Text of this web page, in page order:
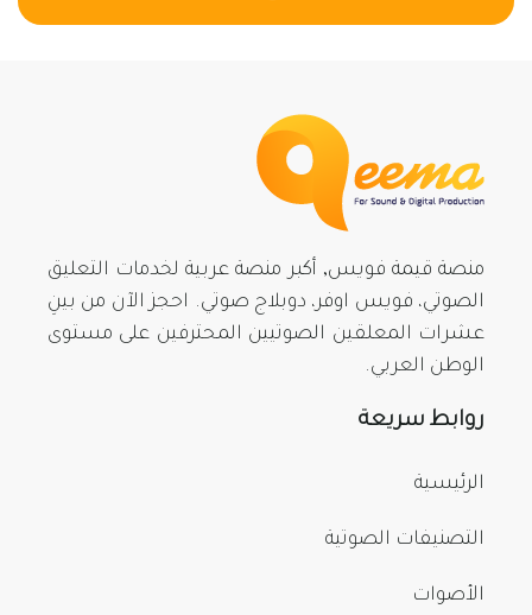
منصة قيمة فويس, أكبر منصة عربية لخدمات التعليق
الصوتي، فويس اوفر، دوبلاج صوتي. احجز الآن من بينِ
عشرات المعلقين الصوتيين المحترفين على مستوى
الوطن العربي.
روابط سريعة
الرئيسية
التصنيفات الصوتية
الأصوات